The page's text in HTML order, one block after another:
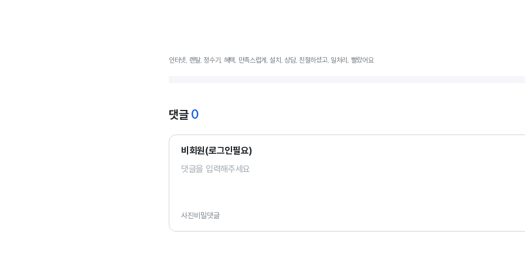
인터넷, 렌탈, 정수기, 혜택, 만족스럽게, 설치, 상담, 친절하셨고, 일처리, 빨랐어요
댓글 0
비회원(로그인필요)
사진비밀댓글